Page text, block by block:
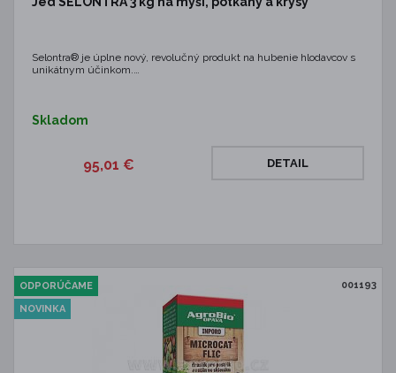
Selontra® je úplne nový, revolučný produkt na hubenie hlodavcov s
unikátnym účinkom.…
Skladom
95,01 € DETAIL
001193
ODPORÚČAME
NOVINKA